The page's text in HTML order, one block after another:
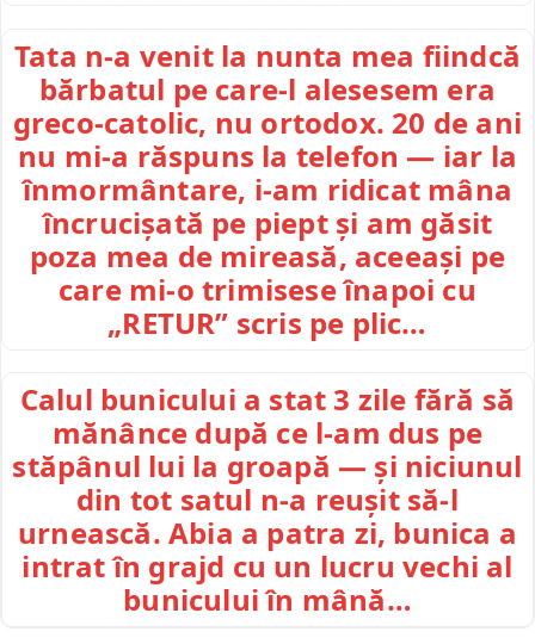
Tata n-a venit la nunta mea fiindcă
bărbatul pe care-l alesesem era
greco-catolic, nu ortodox. 20 de ani
nu mi-a răspuns la telefon — iar la
înmormântare, i-am ridicat mâna
încrucișată pe piept și am găsit
poza mea de mireasă, aceeași pe
care mi-o trimisese înapoi cu
„RETUR” scris pe plic…
Calul bunicului a stat 3 zile fără să
mănânce după ce l-am dus pe
stăpânul lui la groapă — și niciunul
din tot satul n-a reușit să-l
urnească. Abia a patra zi, bunica a
intrat în grajd cu un lucru vechi al
bunicului în mână…